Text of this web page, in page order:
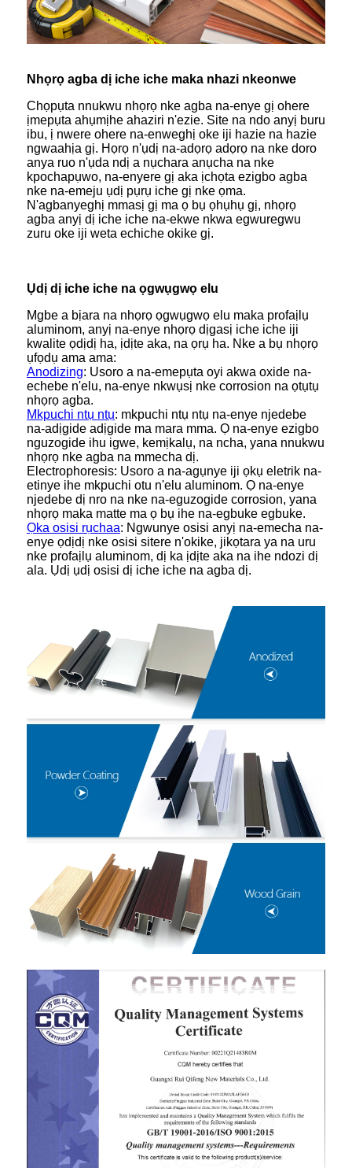
Nhọrọ agba dị iche iche maka nhazi nkeonwe
Chọpụta nnukwu nhọrọ nke agba na-enye gị ohere
ịmepụta ahụmịhe ahaziri n'ezie. Site na ndo anyị buru
ibu, ị nwere ohere na-enweghị oke iji hazie na hazie
ngwaahịa gị. Họrọ n'ụdị na-adọrọ adọrọ na nke doro
anya ruo n'ụda ndị a nụchara anụcha na nke
kpochapụwo, na-enyere gị aka ịchọta ezigbo agba
nke na-emeju ụdị pụrụ iche gị nke ọma.
N'agbanyeghị mmasị gị ma ọ bụ ọhụhụ gị, nhọrọ
agba anyị dị iche iche na-ekwe nkwa egwuregwu
zuru oke iji weta echiche okike gị.
Ụdị dị iche iche na ọgwụgwọ elu
Mgbe a bịara na nhọrọ ọgwụgwọ elu maka profaịlụ
aluminom, anyị na-enye nhọrọ dịgasị iche iche iji
kwalite ọdịdị ha, ịdịte aka, na ọrụ ha. Nke a bụ nhọrọ
ụfọdụ ama ama:
Anodizing: Usoro a na-emepụta oyi akwa oxide na-
echebe n'elu, na-enye nkwụsị nke corrosion na ọtụtụ
nhọrọ agba.
Mkpuchi ntụ ntụ: mkpuchi ntụ ntụ na-enye njedebe
na-adịgide adịgide ma mara mma. Ọ na-enye ezigbo
nguzogide ihu igwe, kemịkalụ, na ncha, yana nnukwu
nhọrọ nke agba na mmecha dị.
Electrophoresis: Usoro a na-agụnye iji ọkụ eletrik na-
etinye ihe mkpuchi otu n'elu aluminom. Ọ na-enye
njedebe dị nro na nke na-eguzogide corrosion, yana
nhọrọ maka matte ma ọ bụ ihe na-egbuke egbuke.
Ọka osisi rụchaa: Ngwunye osisi anyị na-emecha na-
enye ọdịdị nke osisi sitere n'okike, jikọtara ya na uru
nke profaịlụ aluminom, dị ka ịdịte aka na ihe ndozi dị
ala. Ụdị ụdị osisi dị iche iche na agba dị.